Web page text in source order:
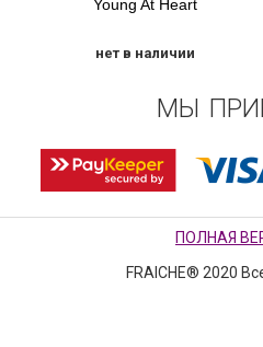
Young At Heart
нет в наличии
МЫ
ПОЛНАЯ
FRAICHE® 2020